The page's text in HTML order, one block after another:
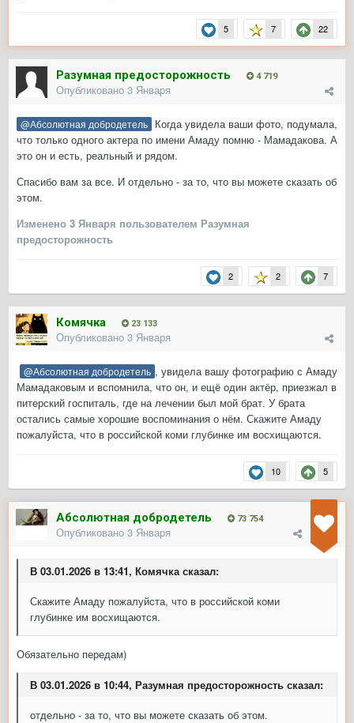
5 7 22
Разумная предосторожность 4 719
Опубликовано 3 Января
@Абсолютная добродетель
Когда увидела ваши фото, подумала,
что только одного актера по имени Амаду помню - Мамадакова. А
это он и есть, реальный и рядом.
Спасибо вам за все. И отдельно - за то, что вы можете сказать об
этом.
Изменено 3 Января пользователем Разумная
предосторожность
2 2 7
Комячка 23 133
Опубликовано 3 Января
@Абсолютная добродетель , увидела вашу фотографию с Амаду
Мамадаковым и вспомнила, что он, и ещё один актёр, приезжал в
питерский госпиталь, где на лечении был мой брат. У брата
остались самые хорошие воспоминания о нём. Скажите Амаду
пожалуйста, что в российской коми глубинке им восхищаются.
10 5
Абсолютная добродетель 73 754
Опубликовано 3 Января
В 03.01.2026 в 13:41, Комячка сказал:
Скажите Амаду пожалуйста, что в российской коми
глубинке им восхищаются.
Обязательно передам)
В 03.01.2026 в 10:44, Разумная предосторожность сказал:
отдельно - за то, что вы можете сказать об этом.